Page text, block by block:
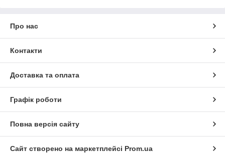
Про нас
Контакти
Доставка та оплата
Графік роботи
Повна версія сайту
Сайт створено на маркетплейсі Prom.ua